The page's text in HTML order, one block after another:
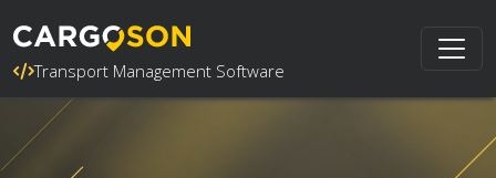
Transport Management Software